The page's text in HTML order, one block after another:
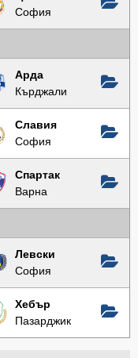
София
Арда
Кърджали
Славия
София
Спартак
Варна
Левски
София
Хебър
Пазарджик